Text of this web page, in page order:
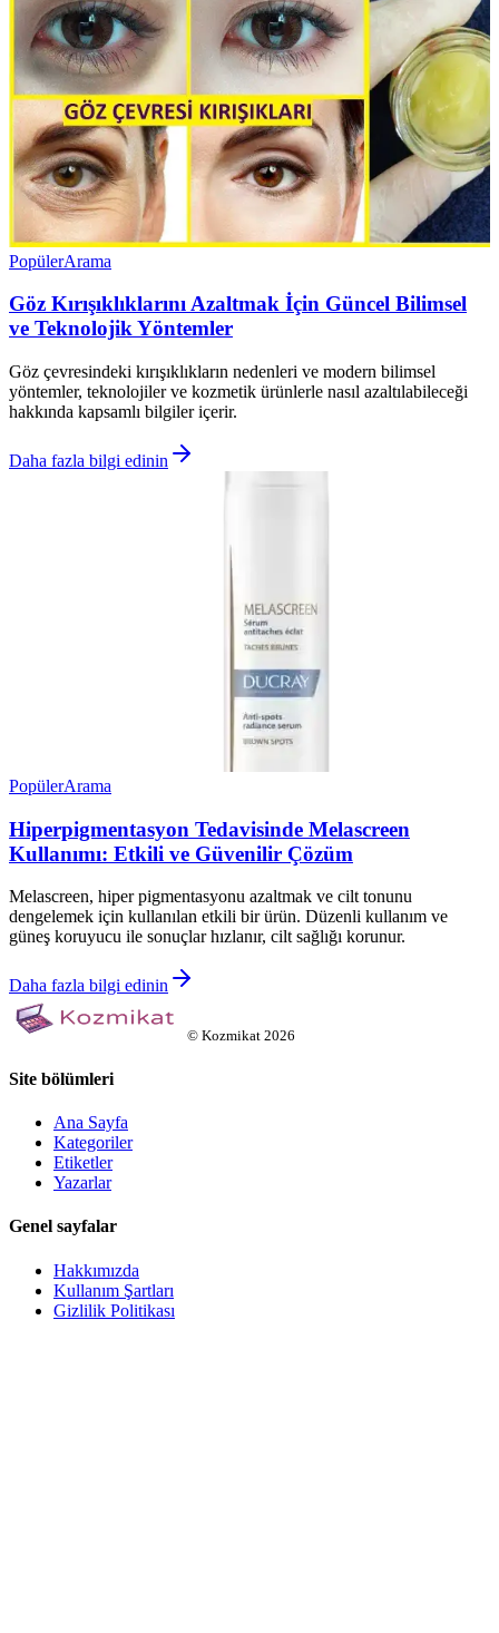
PopülerArama
Göz Kırışıklıklarını Azaltmak İçin Güncel Bilimsel
ve Teknolojik Yöntemler
Göz çevresindeki kırışıklıkların nedenleri ve modern bilimsel
yöntemler, teknolojiler ve kozmetik ürünlerle nasıl azaltılabileceği
hakkında kapsamlı bilgiler içerir.
Daha fazla bilgi edinin
PopülerArama
Hiperpigmentasyon Tedavisinde Melascreen
Kullanımı: Etkili ve Güvenilir Çözüm
Melascreen, hiper pigmentasyonu azaltmak ve cilt tonunu
dengelemek için kullanılan etkili bir ürün. Düzenli kullanım ve
güneş koruyucu ile sonuçlar hızlanır, cilt sağlığı korunur.
Daha fazla bilgi edinin
© Kozmikat 2026
Site bölümleri
Ana Sayfa
Kategoriler
Etiketler
Yazarlar
Genel sayfalar
Hakkımızda
Kullanım Şartları
Gizlilik Politikası